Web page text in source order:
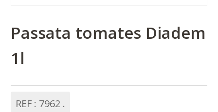
Passata tomates Diadem
1l
REF : 7962